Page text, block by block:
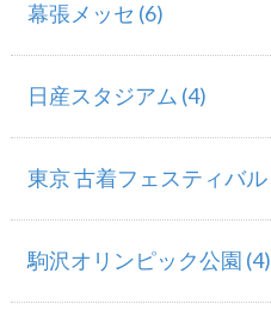
幕張メッセ (6)
日産スタジアム (4)
東京 古着フェスティバル
駒沢オリンピック公園 (4)